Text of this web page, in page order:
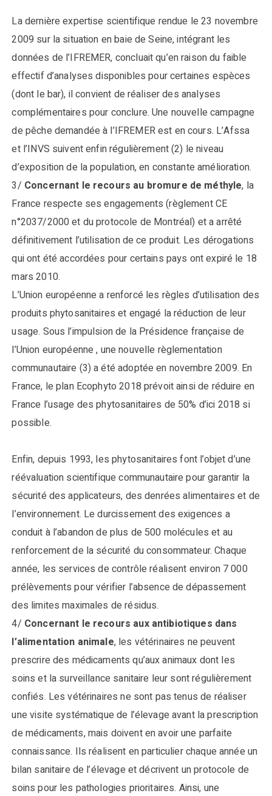
La dernière expertise scientifique rendue le 23 novembre
2009 sur la situation en baie de Seine, intégrant les
données de l’IFREMER, concluait qu’en raison du faible
effectif d’analyses disponibles pour certaines espèces
(dont le bar), il convient de réaliser des analyses
complémentaires pour conclure. Une nouvelle campagne
de pêche demandée à l’IFREMER est en cours. L’Afssa
et l’INVS suivent enfin régulièrement (2) le niveau
d’exposition de la population, en constante amélioration.
3/ Concernant le recours au bromure de méthyle, la
France respecte ses engagements (règlement CE
n°2037/2000 et du protocole de Montréal) et a arrêté
définitivement l’utilisation de ce produit. Les dérogations
qui ont été accordées pour certains pays ont expiré le 18
mars 2010.
L’Union européenne a renforcé les règles d’utilisation des
produits phytosanitaires et engagé la réduction de leur
usage. Sous l’impulsion de la Présidence française de
l’Union européenne , une nouvelle règlementation
communautaire (3) a été adoptée en novembre 2009. En
France, le plan Ecophyto 2018 prévoit ainsi de réduire en
France l’usage des phytosanitaires de 50% d’ici 2018 si
possible.
Enfin, depuis 1993, les phytosanitaires font l’objet d’une
réévaluation scientifique communautaire pour garantir la
sécurité des applicateurs, des denrées alimentaires et de
l’environnement. Le durcissement des exigences a
conduit à l’abandon de plus de 500 molécules et au
renforcement de la sécurité du consommateur. Chaque
année, les services de contrôle réalisent environ 7 000
prélèvements pour vérifier l’absence de dépassement
des limites maximales de résidus.
4/ Concernant le recours aux antibiotiques dans
l’alimentation animale, les vétérinaires ne peuvent
prescrire des médicaments qu’aux animaux dont les
soins et la surveillance sanitaire leur sont régulièrement
confiés. Les vétérinaires ne sont pas tenus de réaliser
une visite systématique de l’élevage avant la prescription
de médicaments, mais doivent en avoir une parfaite
connaissance. Ils réalisent en particulier chaque année un
bilan sanitaire de l’élevage et décrivent un protocole de
soins pour les pathologies prioritaires. Ainsi, une